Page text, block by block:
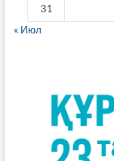
31
« Июл